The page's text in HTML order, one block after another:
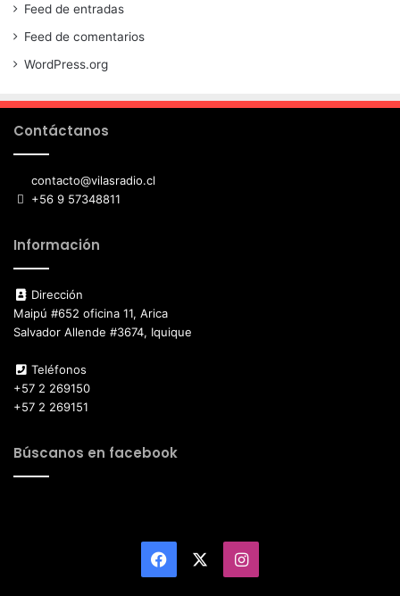
Feed de entradas
Feed de comentarios
WordPress.org
Contáctanos
contacto@vilasradio.cl
+56 9 57348811
Información
Dirección
Maipú #652 oficina 11, Arica
Salvador Allende #3674, Iquique
Teléfonos
+57 2 269150
+57 2 269151
Búscanos en facebook
Facebook Instagram